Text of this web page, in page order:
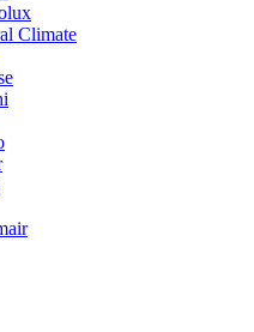
Climate